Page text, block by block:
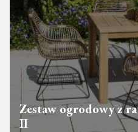
Zestaw ogrodowy z
II